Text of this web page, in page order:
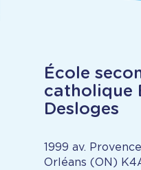
École
catholique
Desloges
1999 av. Provence
Orléans (ON)